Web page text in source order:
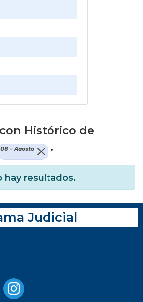
ventana)
Histórico de
08 - Agosto .
hay resultados.
Judicial